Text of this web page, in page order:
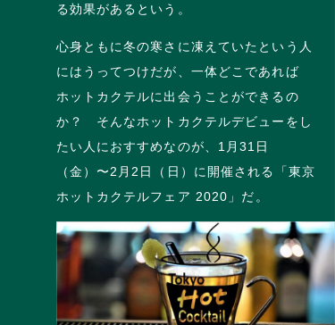
る効果があるという。
心身ともに冬の寒さに凍えていたという人
にはうってつけだが、一体どこであれば
ホットカクテルに出会うことができるの
か？ そんなホットカクテルデビューをし
たい人におすすめなのが、1月31日
（金）〜2月2日（日）に開催される「東京
ホットカクテルフェア 2020」だ。